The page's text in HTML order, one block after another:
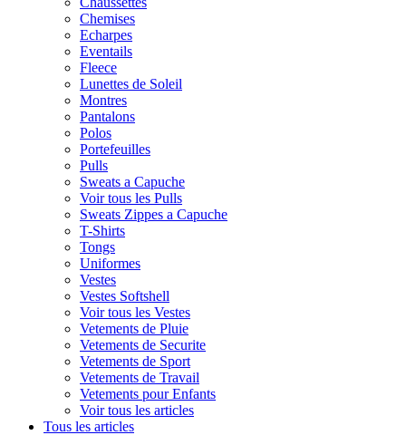
Chemises
Echarpes
Eventails
Fleece
Lunettes de Soleil
Montres
Pantalons
Polos
Portefeuilles
Pulls
Sweats a Capuche
Voir tous les Pulls
Sweats Zippes a Capuche
T-Shirts
Tongs
Uniformes
Vestes
Vestes Softshell
Voir tous les Vestes
Vetements de Pluie
Vetements de Securite
Vetements de Sport
Vetements de Travail
Vetements pour Enfants
Voir tous les articles
Tous les articles